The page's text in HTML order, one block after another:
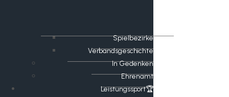
Spielbezirke
Verbandsgeschichte
In Gedenken
Ehrenamt
​Leistungssport🏆